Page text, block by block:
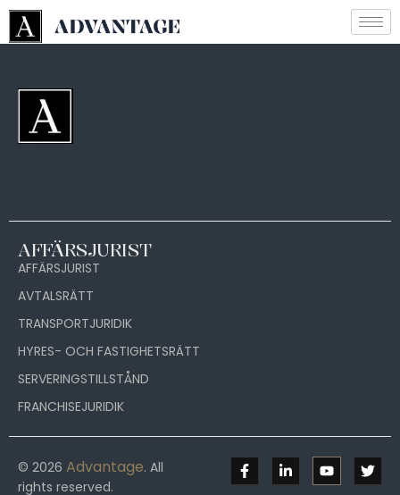
AFFÄRSJURIST
AFFÄRSJURIST
AVTALSRÄTT
TRANSPORTJURIDIK
HYRES- OCH FASTIGHETSRÄTT
SERVERINGSTILLSTÅND
FRANCHISEJURIDIK
© 2026 Advantage. All
rights reserved.